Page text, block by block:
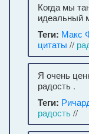
Когда мы
идеальный
Теги: Макс
цитаты //
Я очень
радость .
Теги:
радость//